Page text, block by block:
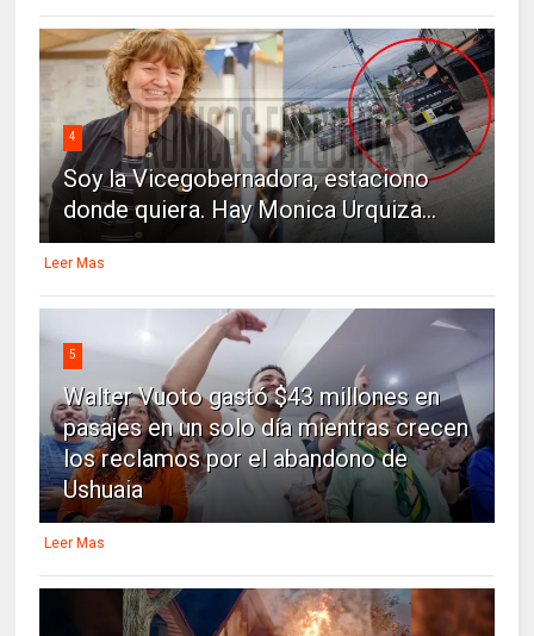
4
Soy la Vicegobernadora, estaciono
donde quiera. Hay Monica Urquiza...
Leer Mas
5
Walter Vuoto gastó $43 millones en
pasajes en un solo día mientras crecen
los reclamos por el abandono de
Ushuaia
Leer Mas